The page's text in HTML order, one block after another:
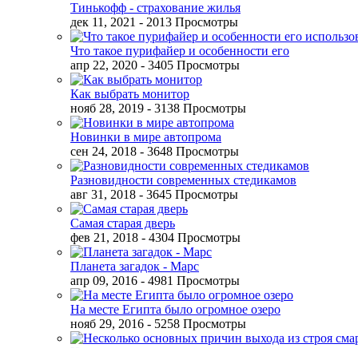
Тинькофф - страхование жилья
дек 11, 2021 - 2013 Просмотры
Что такое пурифайер и особенности его
апр 22, 2020 - 3405 Просмотры
Как выбрать монитор
нояб 28, 2019 - 3138 Просмотры
Новинки в мире автопрома
сен 24, 2018 - 3648 Просмотры
Разновидности современных стедикамов
авг 31, 2018 - 3645 Просмотры
Самая старая дверь
фев 21, 2018 - 4304 Просмотры
Планета загадок - Марс
апр 09, 2016 - 4981 Просмотры
На месте Египта было огромное озеро
нояб 29, 2016 - 5258 Просмотры